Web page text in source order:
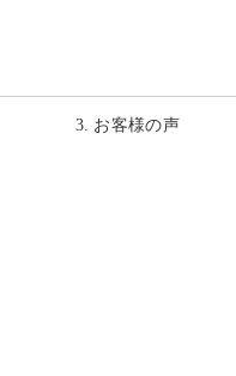
3. お客様の声